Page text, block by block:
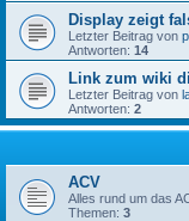
Display zeigt
Letzter Beitrag von
Antworten: 14
Link zum wiki
Letzter Beitrag von
Antworten: 2
ACV
Alles rund um das
Themen: 3